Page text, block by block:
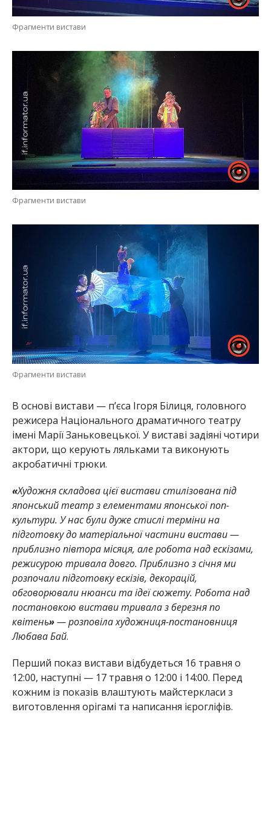
Фрагменти вистави
Фрагменти вистави
Фрагменти вистави
В основі вистави — п’єса Ігоря Білиця, головного
режисера Національного драматичного театру
імені Марії Заньковецької. У виставі задіяні чотири
актори, що керують ляльками та виконують
акробатичні трюки.
«Художня складова цієї вистави стилізована під
японський театр з елементами японської поп-
культури. У нас були дуже стислі терміни на
підготовку до матеріальної частини вистави —
приблизно півтора місяця, але робота над ескізами,
режисурою тривала довго. Приблизно з січня ми
розпочали підготовку ескізів, декорацій,
обговорювали нюанси та ідеї сюжету. Робота над
постановкою вистави тривала з березня по
квітень»— розповіла художниця-постановниця
Любава Бай.
Перший показ вистави відбудеться 16 травня о
12:00, наступні — 17 травня о 12:00 і 14:00. Перед
кожним із показів влаштують майстеркласи з
виготовлення орігамі та написання ієрогліфів.